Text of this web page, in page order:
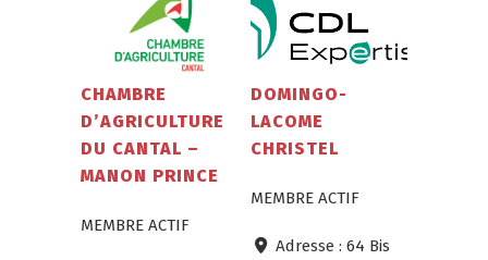
CHAMBRE
D’AGRICULTURE
DU CANTAL –
MANON PRINCE
MEMBRE ACTIF
DOMINGO-
LACOME
CHRISTEL
MEMBRE ACTIF
Adresse : 64 Bis